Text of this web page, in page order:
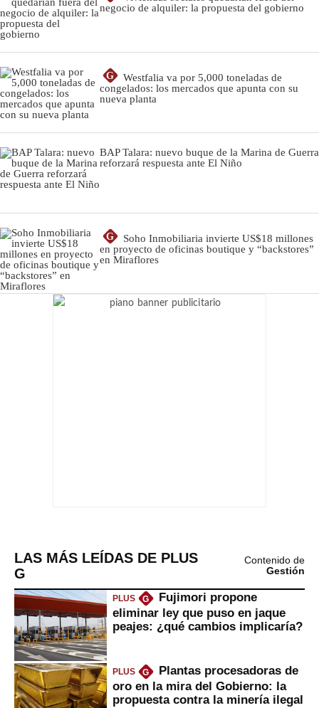
negocio de alquiler: la propuesta del gobierno
G
Westfalia va por 5,000 toneladas de
congelados: los mercados que apunta con su
nueva planta
BAP Talara: nuevo buque de la Marina de Guerra
reforzará respuesta ante El Niño
G
Soho Inmobiliaria invierte US$18 millones
en proyecto de oficinas boutique y “backstores”
en Miraflores
LAS MÁS LEÍDAS DE PLUS
G
Contenido de
Gestión
PLUS G
Fujimori propone
eliminar ley que puso en jaque
peajes: ¿qué cambios implicaría?
PLUS G
Plantas procesadoras de
oro en la mira del Gobierno: la
propuesta contra la minería ilegal